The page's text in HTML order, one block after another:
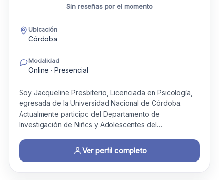
Sin reseñas por el momento
Ubicación
Córdoba
Modalidad
Online · Presencial
Soy Jacqueline Presbiterio, Licenciada en Psicología,
egresada de la Universidad Nacional de Córdoba.
Actualmente participo del Departamento de
Investigación de Niños y Adolescentes del…
Ver perfil completo